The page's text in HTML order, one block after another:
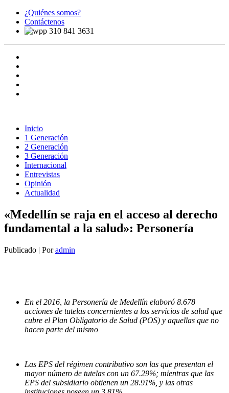
¿Quiénes somos?
Contáctenos
310 841 3631
Inicio
1 Generación
2 Generación
3 Generación
Internacional
Entrevistas
Opinión
Actualidad
«Medellín se raja en el acceso al derecho
fundamental a la salud»: Personería
Publicado | Por admin
En el 2016, la Personería de Medellín elaboró 8.678
acciones de tutelas concernientes a los servicios de salud que
cubre el Plan Obligatorio de Salud (POS) y aquellas que no
hacen parte del mismo
Las EPS del régimen contributivo son las que presentan el
mayor número de tutelas con un 67.29%; mientras que las
EPS del subsidiario obtienen un 28.91%, y las otras